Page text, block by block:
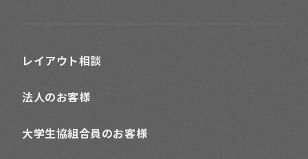
レイアウト相談
法人のお客様
大学生協組合員のお客様